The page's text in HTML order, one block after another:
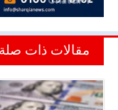
مقالات ذات صلة